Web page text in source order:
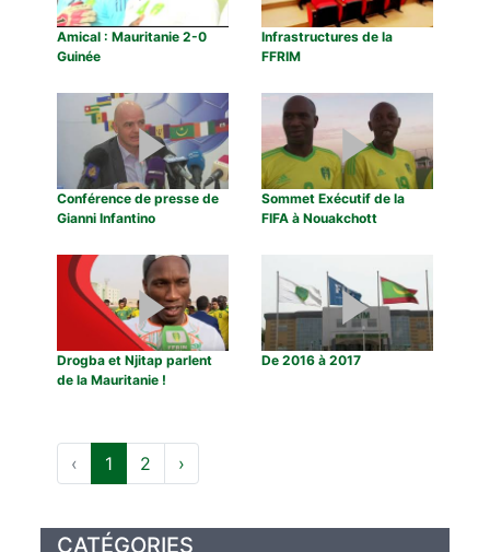
Amical : Mauritanie 2-0
Guinée
Infrastructures de la
FFRIM
Conférence de presse de
Gianni Infantino
Sommet Exécutif de la
FIFA à Nouakchott
Drogba et Njitap parlent
de la Mauritanie !
De 2016 à 2017
‹ 1 2 ›
CATÉGORIES